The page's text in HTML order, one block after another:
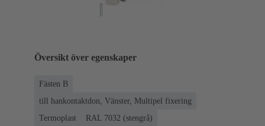
Översikt över egenskaper
Fästen B
till hankontaktdon, Vänster, Multipel fixering
Termoplast
RAL 7032 (stengrå)